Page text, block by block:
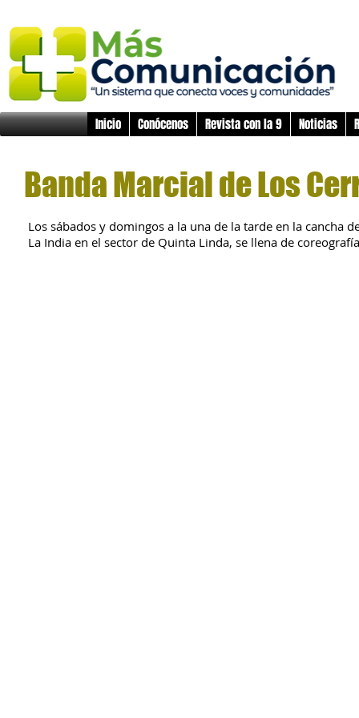
Inicio Conócenos Revista con la 9 Noticias
Banda Marcial de Los
Los sábados y domingos a la una de la tarde en la cancha
La India en el sector de Quinta Linda, se llena de